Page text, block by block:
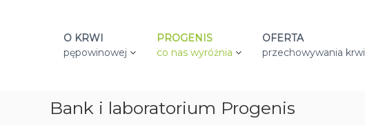
O KRWI
pępowinowej
PROGENIS
co nas wyróżnia
OFERTA
przechowywania krwi
Bank i laboratorium Progenis